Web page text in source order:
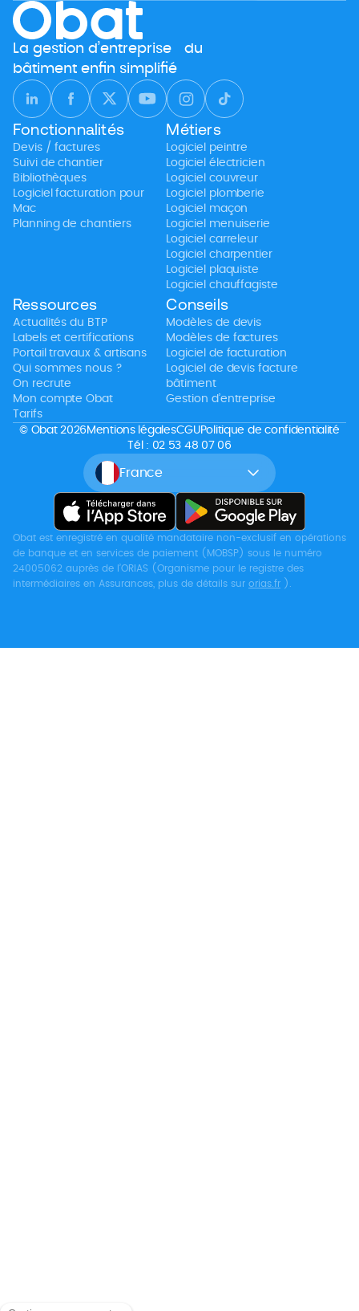
La gestion d’entreprise du
bâtiment enfin simplifié
Fonctionnalités
Devis / factures
Suivi de chantier
Bibliothèques
Logiciel facturation pour
Mac
Planning de chantiers
Métiers
Logiciel peintre
Logiciel électricien
Logiciel couvreur
Logiciel plomberie
Logiciel maçon
Logiciel menuiserie
Logiciel carreleur
Logiciel charpentier
Logiciel plaquiste
Logiciel chauffagiste
Ressources
Actualités du BTP
Labels et certifications
Portail travaux & artisans
Qui sommes nous ?
On recrute
Mon compte Obat
Tarifs
Conseils
Modèles de devis
Modèles de factures
Logiciel de facturation
Logiciel de devis facture
bâtiment
Gestion d’entreprise
France
© Obat 2026 Mentions légalesCGUPolitique de confidentialité
Tél : 02 53 48 07 06
Obat est enregistré en qualité mandataire non-exclusif en opérations
de banque et en services de paiement (MOBSP) sous le numéro
24005062 auprès de l’ORIAS (Organisme pour le registre des
intermédiaires en Assurances, plus de détails sur orias.fr ).